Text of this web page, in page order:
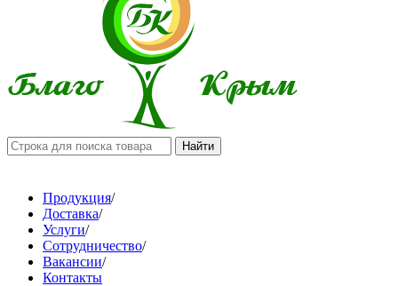
Продукция/
Доставка/
Услуги/
Сотрудничество/
Вакансии/
Контакты